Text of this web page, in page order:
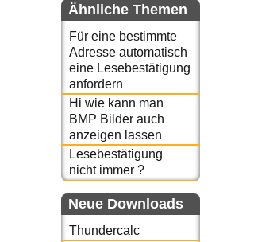
Ähnliche Themen
Für eine bestimmte
Adresse automatisch
eine Lesebestätigung
anfordern
Hi wie kann man
BMP Bilder auch
anzeigen lassen
Lesebestätigung
nicht immer ?
Neue Downloads
Thundercalc